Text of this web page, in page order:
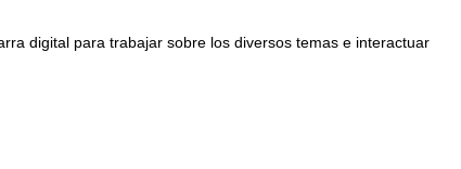
digital para trabajar sobre los diversos temas e interactuar